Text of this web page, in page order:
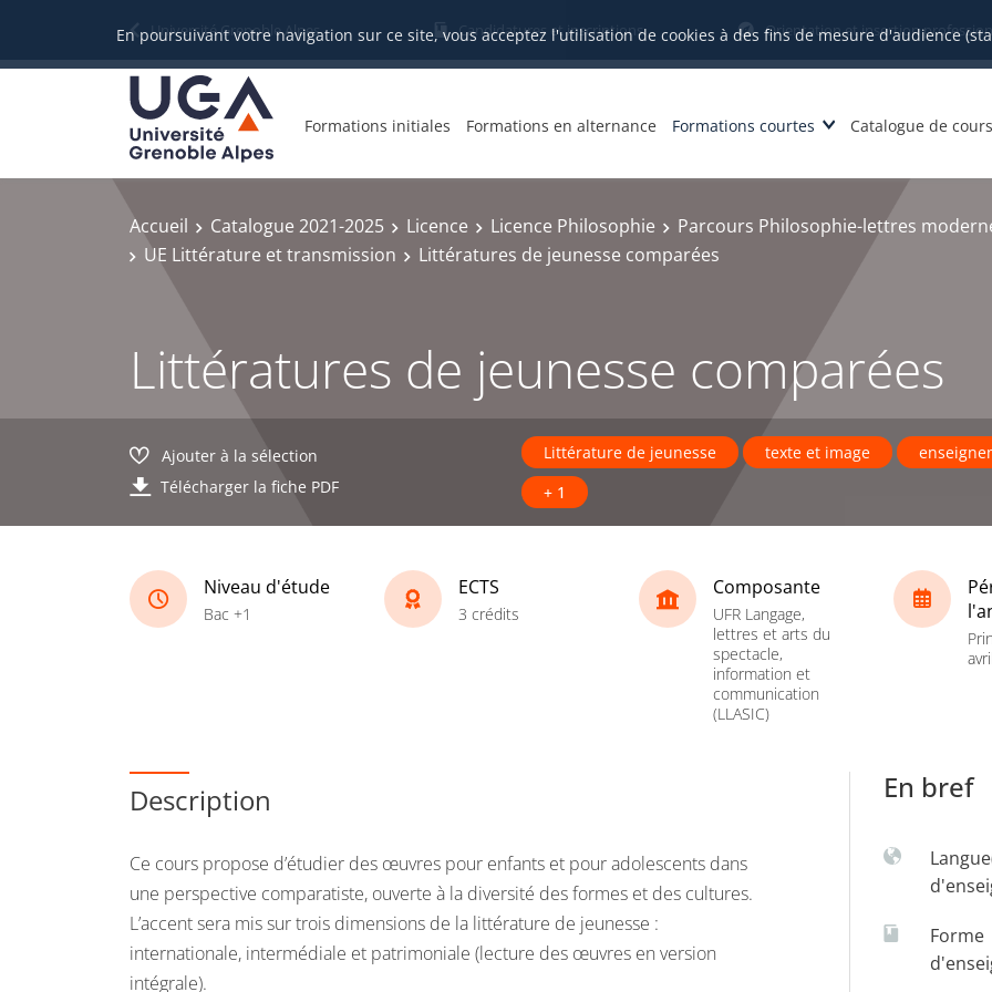
En poursuivant votre navigation sur ce site, vous acceptez l'utilisation de cookies à des fins de mesure d'audience
Université Grenoble Alpes Candidatures et inscriptions Orientation et insertion
Formations initiales Formations en alternance Formations courtes Catalogue de cours
Accueil Catalogue 2021-2025 Licence Licence Philosophie
Parcours Philosophie-lettres
UE Littérature et transmission
Littératures de jeunesse comparées
Littératures de jeunesse comparées
Ajouter à la sélection
Télécharger la fiche PDF
Littérature de jeunesse texte et image
+ 1
Niveau d'étude
Bac +1
ECTS
3 crédits
Composante
UFR Langage,
lettres et arts du
spectacle,
information et
communication
(LLASIC)
Description
Ce cours propose d’étudier des œuvres pour enfants et pour adolescents dans
une perspective comparatiste, ouverte à la diversité des formes et des cultures.
L’accent sera mis sur trois dimensions de la littérature de jeunesse :
internationale, intermédiale et patrimoniale (lecture des œuvres en version
intégrale).
En bref
Forme